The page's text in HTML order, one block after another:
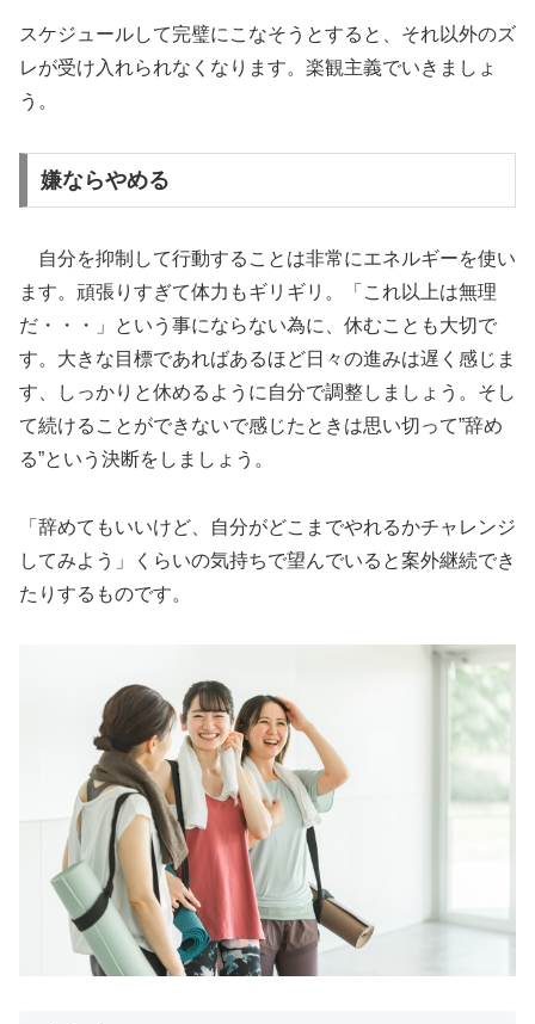
スケジュールして完璧にこなそうとすると、それ以外のズ
レが受け入れられなくなります。楽観主義でいきましょ
う。
嫌ならやめる
自分を抑制して行動することは非常にエネルギーを使い
ます。頑張りすぎて体力もギリギリ。「これ以上は無理
だ・・・」という事にならない為に、休むことも大切で
す。大きな目標であればあるほど日々の進みは遅く感じま
す、しっかりと休めるように自分で調整しましょう。そし
て続けることができないで感じたときは思い切って”辞め
る”という決断をしましょう。
「辞めてもいいけど、自分がどこまでやれるかチャレンジ
してみよう」くらいの気持ちで望んでいると案外継続でき
たりするものです。